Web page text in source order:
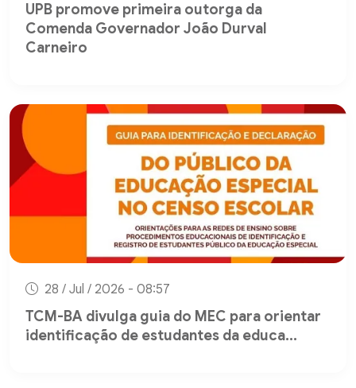
UPB promove primeira outorga da
Comenda Governador João Durval
Carneiro
28 / Jul / 2026 - 08:57
TCM-BA divulga guia do MEC para orientar
identificação de estudantes da educa...